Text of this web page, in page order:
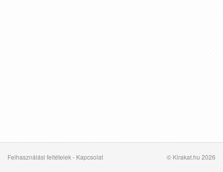
Felhasználási feltételek- Kapcsolat © Kirakat.hu 2026